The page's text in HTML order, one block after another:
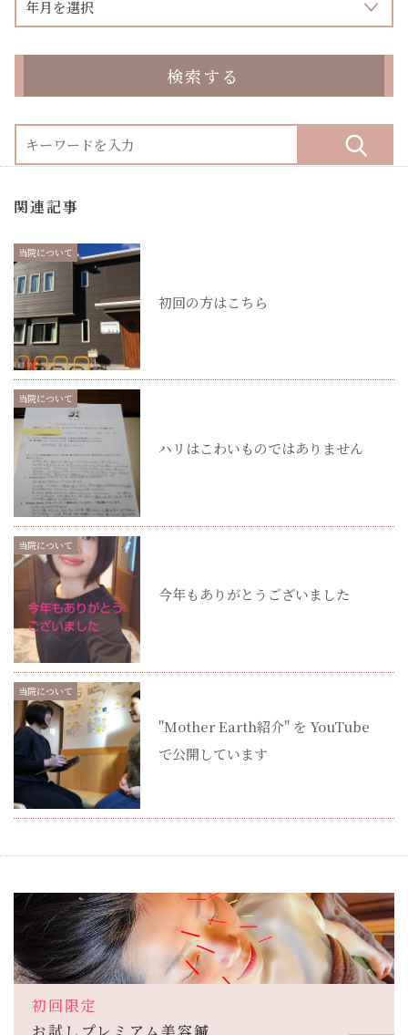
検索する
関連記事
当院について
初回の方はこちら
当院について
ハリはこわいものではありません
当院について
今年もありがとうございました
当院について
"Mother Earth紹介" を YouTube
で公開しています
初回限定